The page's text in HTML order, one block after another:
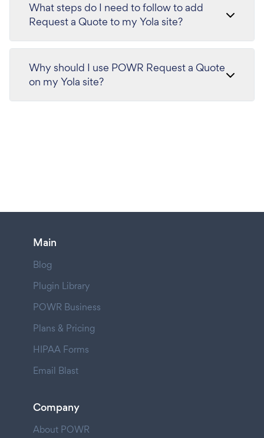
What steps do I need to follow to add
Request a Quote to my Yola site?
Why should I use POWR Request a Quote
on my Yola site?
Main
Blog
Plugin Library
POWR Business
Plans & Pricing
HIPAA Forms
Email Blast
Company
About POWR